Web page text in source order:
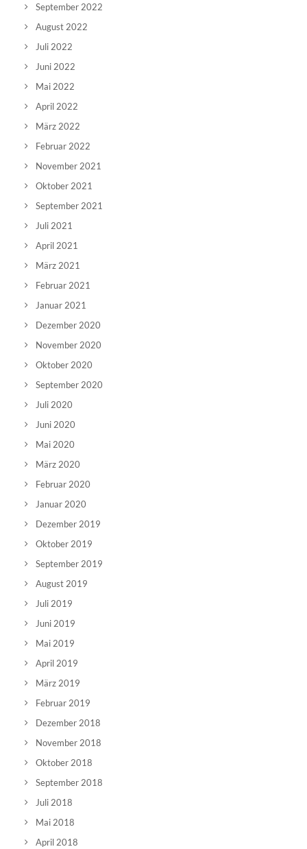
September 2022
August 2022
Juli 2022
Juni 2022
Mai 2022
April 2022
März 2022
Februar 2022
November 2021
Oktober 2021
September 2021
Juli 2021
April 2021
März 2021
Februar 2021
Januar 2021
Dezember 2020
November 2020
Oktober 2020
September 2020
Juli 2020
Juni 2020
Mai 2020
März 2020
Februar 2020
Januar 2020
Dezember 2019
Oktober 2019
September 2019
August 2019
Juli 2019
Juni 2019
Mai 2019
April 2019
März 2019
Februar 2019
Dezember 2018
November 2018
Oktober 2018
September 2018
Juli 2018
Mai 2018
April 2018